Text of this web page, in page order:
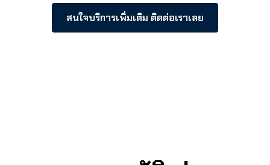
สนใจบริการเพิ่มเติม ติดต่อเราเลย